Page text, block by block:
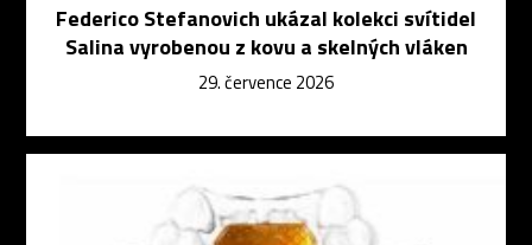
Federico Stefanovich ukázal kolekci svítidel
Salina vyrobenou z kovu a skelných vláken
29. července 2026